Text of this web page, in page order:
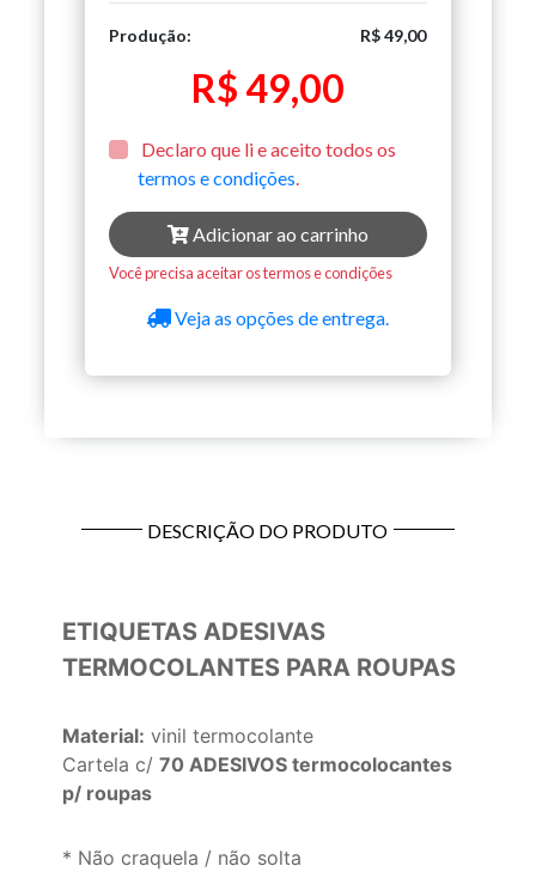
Produção: R$ 49,00
R$ 49,00
Declaro que li e aceito todos os
termos e condições
Adicionar ao carrinho
Você precisa aceitar os termos e condições
Veja as opções de entrega.
DESCRIÇÃO DO PRODUTO
ETIQUETAS ADESIVAS
TERMOCOLANTES PARA ROUPAS
Material: vinil termocolante
Cartela c/70 ADESIVOS termocolocantes
p/ roupas
* Não craquela / não solta